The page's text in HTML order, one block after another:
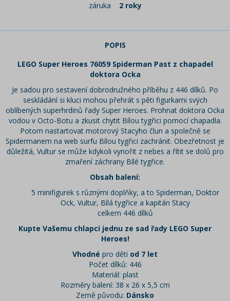
záruka
2 roky
POPIS
LEGO Super Heroes 76059 Spiderman Past z chapadel
doktora Ocka
Je sadou pro sestavení dobrodružného příběhu z 446 dílků. Po
seskládání si kluci mohou přehrát s pěti figurkami svých
oblíbených superhrdinů řady Super Heroes. Prohnat doktora Ocka
vodou v Octo-Botu a zkusit chytit Bílou tygřici pomocí chapadla.
Potom nastartovat motorový Stacyho člun a společně se
Spidermanem na web surfu Bílou tygřici zachránit. Obezřetnost je
důležitá, Vultur se může kdykoli vynořit z nebes a řítit se dolů pro
zmaření záchrany Bílé tygřice.
Obsah balení:
5 minifigurek s různými doplňky, a to Spiderman, Doktor
Ock, Vultur, Bílá tygřice a kapitán Stacy
celkem 446 dílků
Kupte Vašemu chlapci jednu ze sad řady LEGO Super
Heroes!
Vhodné pro děti od 7 let
Počet dílků: 446
Materiál: plast
Rozměry balení: 38 x 26 x 5,5 cm
Země původu: Dánsko